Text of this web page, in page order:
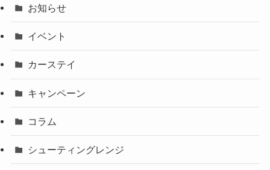
お知らせ
イベント
カーステイ
キャンペーン
コラム
シューティングレンジ